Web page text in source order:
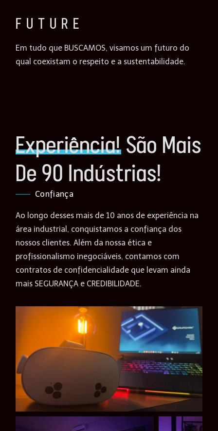
F U T U R E
Em tudo que BUSCAMOS, visamos um futuro do
qual coexistam o respeito e a sustentabilidade.
Experiência! São Mais
De 90 Indústrias!
Confiança
Ao longo desses mais de 10 anos de experiência na
área industrial, conquistamos a confiança dos
nossos clientes. Além da nossa ética e
profissionalismo inegociáveis, contamos com
contratos de confidencialidade que levam ainda
mais SEGURANÇA e CREDIBILIDADE.